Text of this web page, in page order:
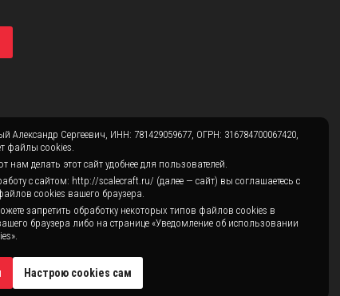
Александр Сергеевич, ИНН: 781429059677, ОГРН: 316784700067420,
файлы cookies.
нам делать этот сайт удобнее для пользователей.
с сайтом: http://scalecraft.ru/ (далее — сайт) вы соглашаетесь с
cookies вашего браузера.
запретить обработку некоторых типов файлов cookies в
браузера либо на странице «Уведомление об использовании
Настрою cookies сам